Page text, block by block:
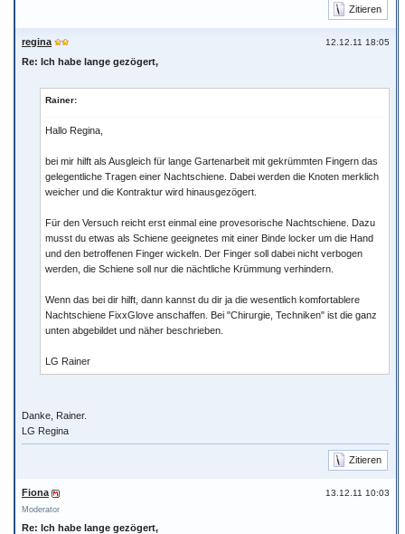
Zitieren
12.12.11 18:05
regina
Re: Ich habe lange gezögert,
Rainer:
Hallo Regina,
bei mir hilft als Ausgleich für lange Gartenarbeit mit gekrümmten Fingern das
gelegentliche Tragen einer Nachtschiene. Dabei werden die Knoten merklich
weicher und die Kontraktur wird hinausgezögert.
Für den Versuch reicht erst einmal eine provesorische Nachtschiene. Dazu
musst du etwas als Schiene geeignetes mit einer Binde locker um die Hand
und den betroffenen Finger wickeln. Der Finger soll dabei nicht verbogen
werden, die Schiene soll nur die nächtliche Krümmung verhindern.
Wenn das bei dir hilft, dann kannst du dir ja die wesentlich komfortablere
Nachtschiene FixxGlove anschaffen. Bei "Chirurgie, Techniken" ist die ganz
unten abgebildet und näher beschrieben.
LG Rainer
Danke, Rainer.
LG Regina
Zitieren
13.12.11 10:03
Fiona
Moderator
Re: Ich habe lange gezögert,